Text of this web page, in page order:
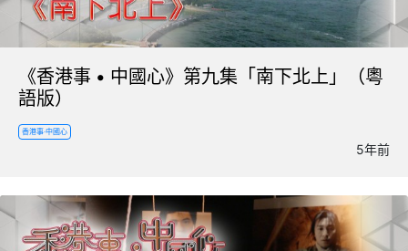
《香港事 • 中國心》第九集「南下北上」（粵
語版）
香港事·中國心
5年前